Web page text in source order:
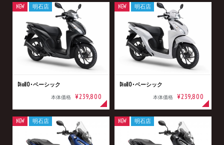
Dio110･ベーシック
本体価格 ¥239,800
NEW 明石店
Dio110･ベーシック
本体価格 ¥239,800
NEW 明石店
NEW 明石店 NEW 明石店